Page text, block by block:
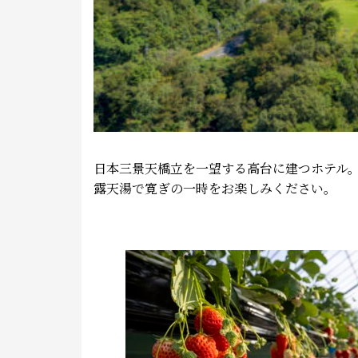
日本三景天橋立を一望する高台に建つホテル
露天湯で寛ぎの一時をお楽しみください。